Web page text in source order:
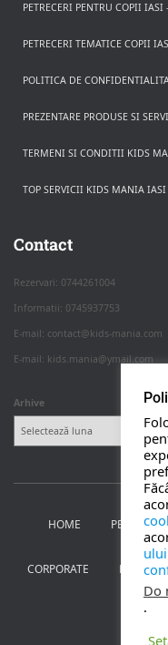
PETRECERI PENTRU COPII
PETRECERI TEMATICE COPII
POLITICA DE
PREZENTARE PRODUSE SI
TERMENI SI CONDITII KIDS
TOP SERVICII KIDS MANIA IASI
Contact
Rezervari: 0744261004
Informatii: 0745937753
E-mail: contact@kids-mania.com
E-mail: kids.mania@ymail.com
Arhive
HOME
CORPORATE
Do
.
Apasa pe o categorie ca sa
PETRECERI COPII
NUNTA
BANCHETE
CORPORATE
TOATE SERVICIILE